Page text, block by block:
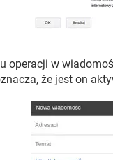
operacji w
że jest on